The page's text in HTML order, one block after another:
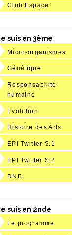
Club Espace
suis en 3ème
Micro-organismes
Génétique
Responsabilité
humaine
Evolution
Histoire des Arts
EPI Twitter S.1
EPI Twitter S.2
DNB
suis en 2nde
Le programme